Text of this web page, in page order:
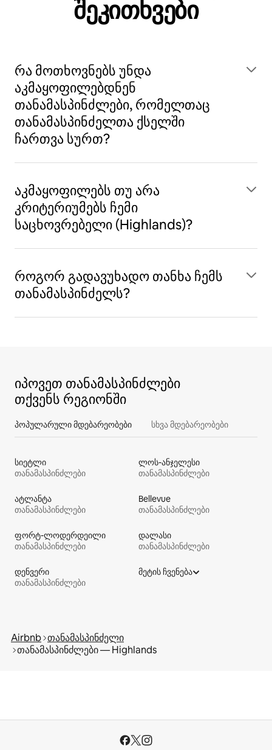
შეკითხვები
რა მოთხოვნებს უნდა
აკმაყოფილებდნენ
თანამასპინძლები, რომელთაც
თანამასპინძელთა ქსელში
ჩართვა სურთ?
აკმაყოფილებს თუ არა
კრიტერიუმებს ჩემი
საცხოვრებელი (Highlands)?
როგორ გადავუხადო თანხა ჩემს
თანამასპინძელს?
იპოვეთ თანამასპინძლები
თქვენს რეგიონში
პოპულარული მდებარეობები სხვა მდებარეობები
სიეტლი
თანამასპინძლები
ლოს-ანჯელესი
თანამასპინძლები
ატლანტა
თანამასპინძლები
Bellevue
თანამასპინძლები
ფორტ-ლოდერდეილი
თანამასპინძლები
დალასი
თანამასპინძლები
დენვერი
თანამასპინძლები
მეტის ჩვენება
Airbnb თანამასპინძელი
თანამასპინძლები — Highlands